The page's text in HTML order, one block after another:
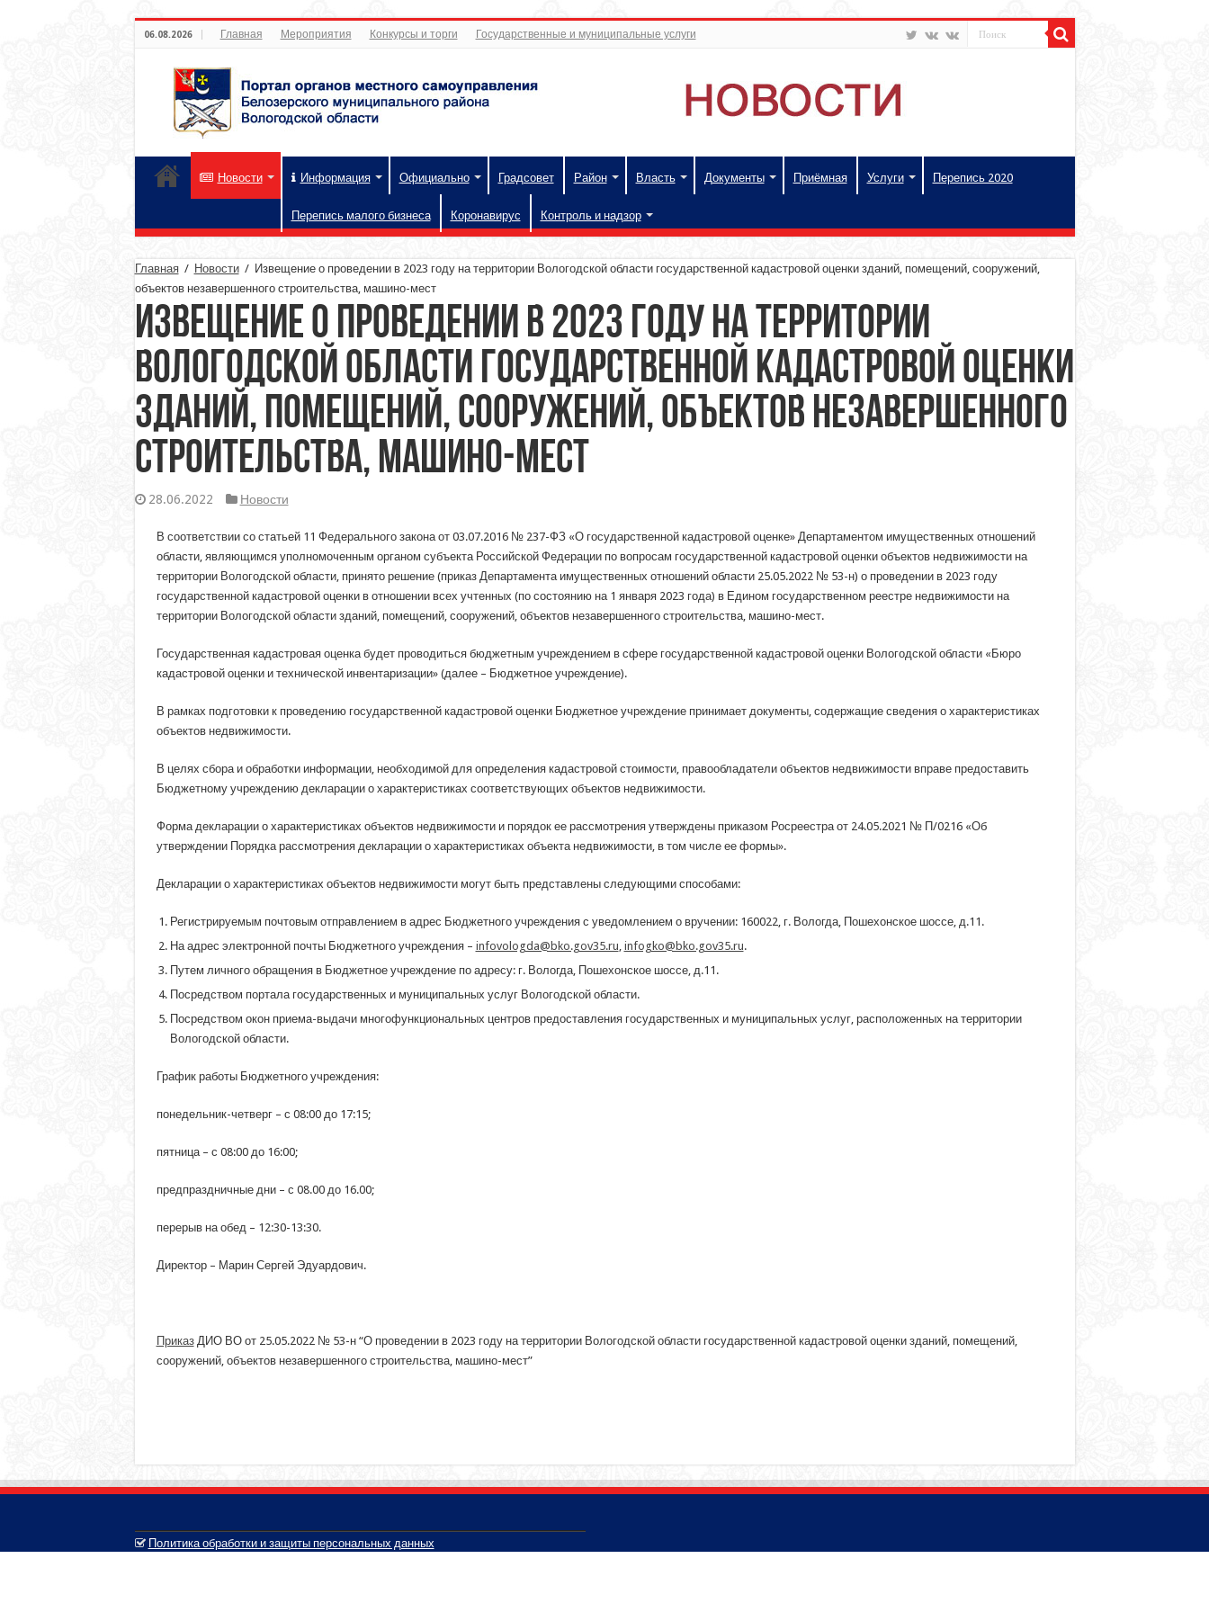
06.08.2026 Главная Мероприятия Конкурсы и торги Государственные и муниципальные услуги
Новости Информация Официально Градсовет Район Власть Документы Приёмная Услуги Перепись 2020
Перепись малого бизнеса Коронавирус Контроль и надзор
Главная / Новости / Извещение о проведении в 2023 году на территории Вологодской области государственной кадастровой оценки зданий, помещений, сооружений,
объектов незавершенного строительства, машино-мест
Извещение о проведении в 2023 году на территории
Вологодской области государственной кадастровой оценки
зданий, помещений, сооружений, объектов незавершенного
строительства, машино-мест
28.06.2022 Новости
В соответствии со статьей 11 Федерального закона от 03.07.2016 № 237-ФЗ «О государственной кадастровой оценке» Департаментом имущественных отношений
области, являющимся уполномоченным органом субъекта Российской Федерации по вопросам государственной кадастровой оценки объектов недвижимости на
территории Вологодской области, принято решение (приказ Департамента имущественных отношений области 25.05.2022 № 53-н) о проведении в 2023 году
государственной кадастровой оценки в отношении всех учтенных (по состоянию на 1 января 2023 года) в Едином государственном реестре недвижимости на
территории Вологодской области зданий, помещений, сооружений, объектов незавершенного строительства, машино-мест.
Государственная кадастровая оценка будет проводиться бюджетным учреждением в сфере государственной кадастровой оценки Вологодской области «Бюро
кадастровой оценки и технической инвентаризации» (далее – Бюджетное учреждение).
В рамках подготовки к проведению государственной кадастровой оценки Бюджетное учреждение принимает документы, содержащие сведения о характеристиках
объектов недвижимости.
В целях сбора и обработки информации, необходимой для определения кадастровой стоимости, правообладатели объектов недвижимости вправе предоставить
Бюджетному учреждению декларации о характеристиках соответствующих объектов недвижимости.
Форма декларации о характеристиках объектов недвижимости и порядок ее рассмотрения утверждены приказом Росреестра от 24.05.2021 № П/0216 «Об
утверждении Порядка рассмотрения декларации о характеристиках объекта недвижимости, в том числе ее формы».
Декларации о характеристиках объектов недвижимости могут быть представлены следующими способами:
Регистрируемым почтовым отправлением в адрес Бюджетного учреждения с уведомлением о вручении: 160022, г. Вологда, Пошехонское шоссе, д.11.
На адрес электронной почты Бюджетного учреждения – infovologda@bko.gov35.ru, infogko@bko.gov35.ru.
Путем личного обращения в Бюджетное учреждение по адресу: г. Вологда, Пошехонское шоссе, д.11.
Посредством портала государственных и муниципальных услуг Вологодской области.
Посредством окон приема-выдачи многофункциональных центров предоставления государственных и муниципальных услуг, расположенных на территории
Вологодской области.
График работы Бюджетного учреждения:
понедельник-четверг – с 08:00 до 17:15;
пятница – с 08:00 до 16:00;
предпраздничные дни – с 08.00 до 16.00;
перерыв на обед – 12:30-13:30.
Директор – Марин Сергей Эдуардович.
ПриказДИО ВО от 25.05.2022 № 53-н “О проведении в 2023 году на территории Вологодской области государственной кадастровой оценки зданий, помещений,
сооружений, объектов незавершенного строительства, машино-мест”
Политика обработки и защиты персональных данных